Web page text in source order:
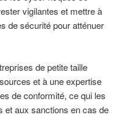
vigilantes et mettre à
de sécurité pour atténuer
de petite taille
et à une expertise
de conformité, ce qui les
et aux sanctions en cas de